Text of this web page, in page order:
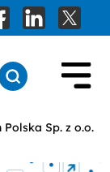
Polska Sp. z o.o.